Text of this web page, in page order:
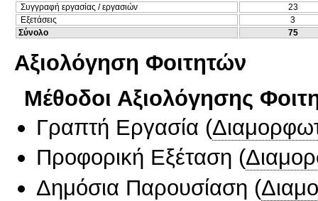
Συγγραφή εργασίας / εργασιών
23
Εξετάσεις
3
Σύνολο
75
Αξιολόγηση Φοιτητών
Μέθοδοι Αξιολόγησης
Γραπτή Εργασία (
Προφορική Εξέταση (
Δημόσια Παρουσίαση (